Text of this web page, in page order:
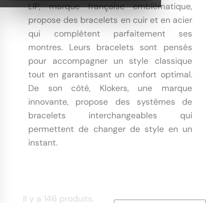
LIP, marque française emblématique,
propose des bracelets en cuir et en acier
qui complètent parfaitement ses
montres. Leurs bracelets sont pensés
pour accompagner un style classique
tout en garantissant un confort optimal.
De son côté, Klokers, une marque
innovante, propose des systèmes de
bracelets interchangeables qui
permettent de changer de style en un
instant.
Il y a 146 produits.